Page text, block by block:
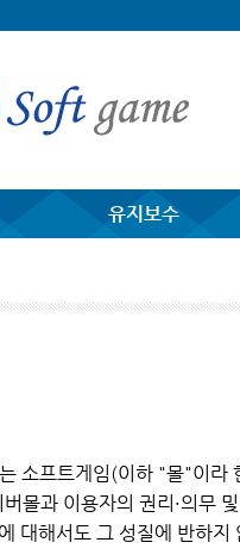
유지보수
소프트게임(이하 "몰"이라
몰과 이용자의 권리·의무
대해서도 그 성질에 반하지